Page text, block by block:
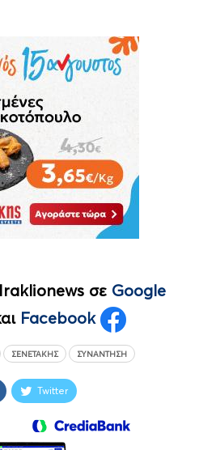
σε Google
Facebook
ΣΕΝΕΤΆΚΗΣ ΣΥΝΆΝΤΗΣΗ
Twitter